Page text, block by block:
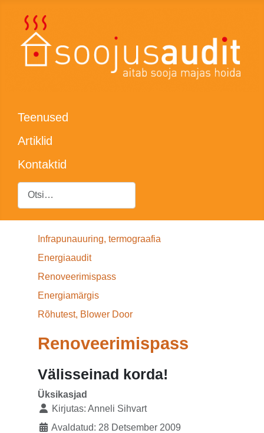
Teenused
Artiklid
Kontaktid
Otsing
Infrapunauuring, termograafia
Energiaaudit
Renoveerimispass
Energiamärgis
Rõhutest, Blower Door
Renoveerimispass
Välisseinad korda!
Üksikasjad
Kirjutas: Anneli Sihvart
Avaldatud: 28 Detsember 2009